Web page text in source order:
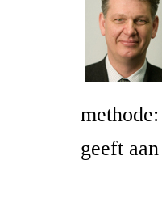
geeft